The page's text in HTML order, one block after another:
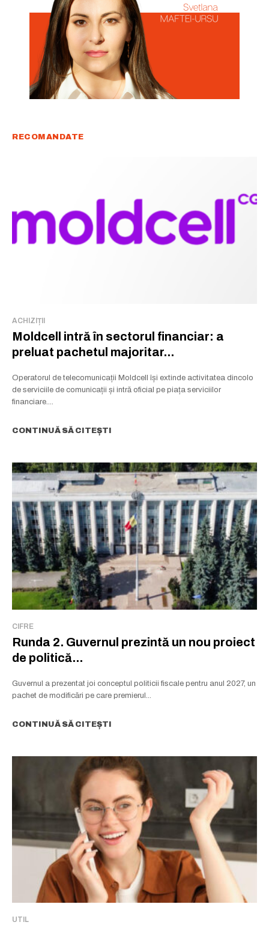
RECOMANDATE
ACHIZIȚII
Moldcell intră în sectorul financiar: a
preluat pachetul majoritar...
Operatorul de telecomunicații Moldcell își extinde activitatea dincolo
de serviciile de comunicații și intră oficial pe piața serviciilor
financiare....
CONTINUĂ SĂ CITEȘTI
CIFRE
Runda 2. Guvernul prezintă un nou proiect
de politică...
Guvernul a prezentat joi conceptul politicii fiscale pentru anul 2027, un
pachet de modificări pe care premierul...
CONTINUĂ SĂ CITEȘTI
UTIL